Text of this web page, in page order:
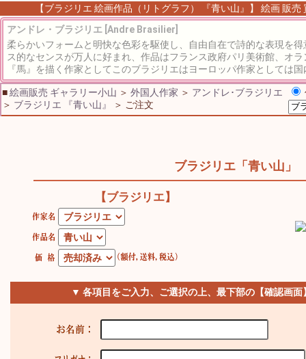
【ブラジリエ 絵画作品（リトグラフ） 『青い山』】 絵画 販
アンドレ・ブラジリエ [Andre Brasilier]
柔らかいフォームと明快な色彩を駆使し、自由自在で詩的な表現を
ス的なセンスが万人に好まれ、作品はフランス政府パリ美術館、オ
『馬』を描く作家としてこのブラジリエはヨーロッパ作家としては
■絵画販売 ギャラリー小山 ＞ 外国人作家 ＞ アンドレ･ブラジリエ
＞ ブラジリエ 『青い山』 ＞ ご注文
ブラジリエ「青い山」
【ブラジリエ】
▼ 各項目をご入力、ご選択の上、最下部の【確認画